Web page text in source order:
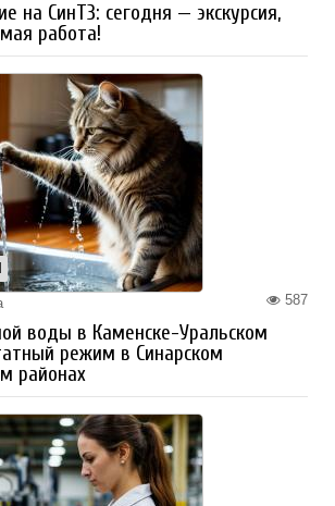
на СинТЗ: сегодня — экскурсия,
работа!
587
воды в Каменске-Уральском
режим в Синарском
районах